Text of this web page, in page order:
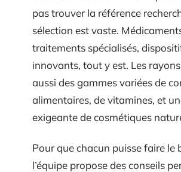
pas trouver la référence
sélection est vaste.
traitements spécialisés,
innovants, tout y est. Les
aussi des gammes variées de
alimentaires, de vitamines, et
exigeante de cosmétiques
Pour que chacun puisse faire le
l’équipe propose des conseils